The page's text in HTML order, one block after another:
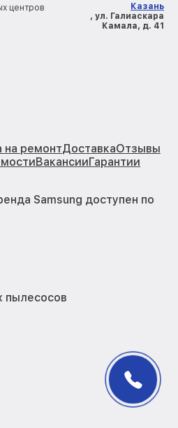
центров
Казань
, ул. Галиаскара
Камала, д. 41
на ремонтДоставкаОтзывы
ВакансииГарантии
Samsung доступен по
пылесосов